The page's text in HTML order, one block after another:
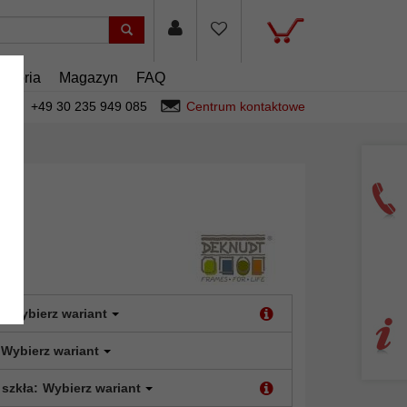
Magazyn FAQ
+49 30 235 949 085 Centrum kontaktowe
Wybierz wariant
Wybierz wariant
Wybierz wariant